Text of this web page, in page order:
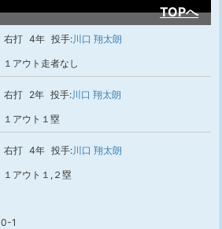
TOPへ
右打 4年 投手:川口 翔太朗
１アウト走者なし
右打 2年 投手:川口 翔太朗
１アウト１塁
右打 4年 投手:川口 翔太朗
１アウト１,２塁
0-1